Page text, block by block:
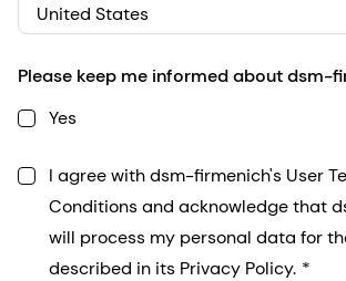
United States
Please keep me informed about dsm-
Yes
I agree with dsm-firmenich's User
Conditions and acknowledge that
will process my personal data for
described in its Privacy Policy.